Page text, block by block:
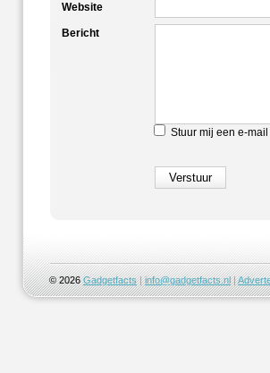
Website
Bericht
Stuur mij een e-
© 2026Gadgetfacts |info@gadgetfacts.nl|